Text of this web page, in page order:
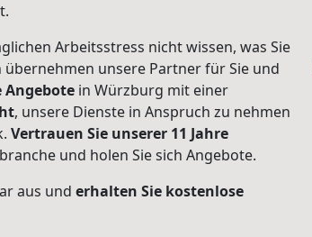
Arbeitsstress nicht wissen, was Sie
unsere Partner für Sie und
in Würzburg mit einer
, unsere Dienste in Anspruch zu nehmen
Vertrauen Sie unserer 11 Jahre
und holen Sie sich Angebote.
aus und erhalten Sie kostenlose